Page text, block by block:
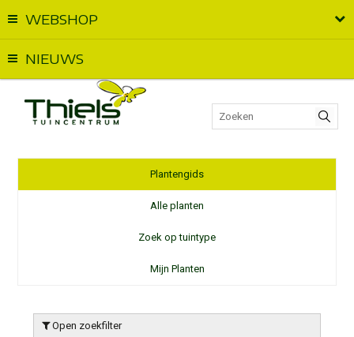
WEBSHOP
NIEUWS
Plantengids
Alle planten
Zoek op tuintype
Mijn Planten
Open zoekfilter